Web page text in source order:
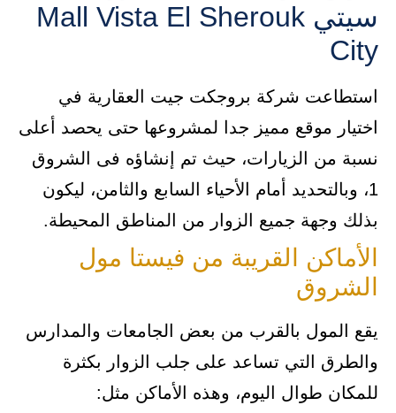
سيتي Mall Vista El Sherouk
City
استطاعت شركة بروجكت جيت العقارية في
اختيار موقع مميز جدا لمشروعها حتى يحصد أعلى
نسبة من الزيارات، حيث تم إنشاؤه فى الشروق
1، وبالتحديد أمام الأحياء السابع والثامن، ليكون
بذلك وجهة جميع الزوار من المناطق المحيطة.
الأماكن القريبة من فيستا مول
الشروق
يقع المول بالقرب من بعض الجامعات والمدارس
والطرق التي تساعد على جلب الزوار بكثرة
للمكان طوال اليوم، وهذه الأماكن مثل: